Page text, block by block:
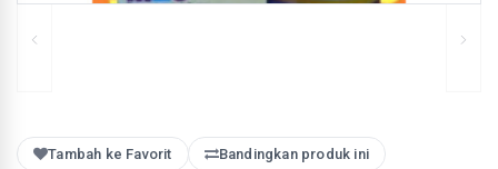
Tambah ke Favorit Bandingkan produk ini